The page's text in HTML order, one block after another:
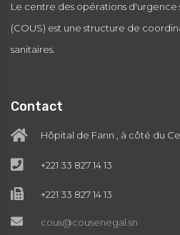
Le centre des opérations d'urgence
(COUS) est une structure de
sanitaires.
Contact
Hôpital de Fann , à côté du
+221 33 827 14 13
+221 33 827 14 13
cous@cousenegal.sn